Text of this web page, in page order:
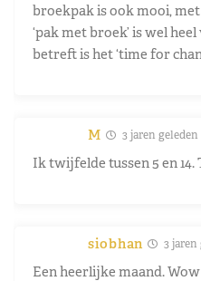
broekpak is ook mooi,
‘pak met broek’ is wel
betreft is het ‘time for
M 3 jaren geleden
Ik twijfelde tussen 5 en 14.
siobhan 3 jaren
Een heerlijke maand.